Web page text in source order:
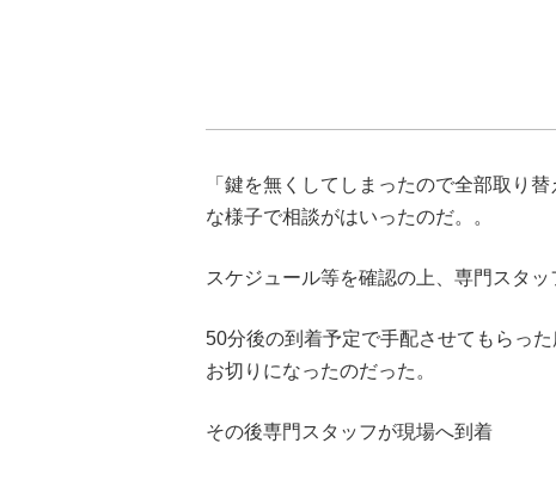
「鍵を無くしてしまったので全部取り
な様子で相談がはいったのだ。。
スケジュール等を確認の上、専門スタッ
50分後の到着予定で手配させてもらっ
お切りになったのだった。
その後専門スタッフが現場へ到着